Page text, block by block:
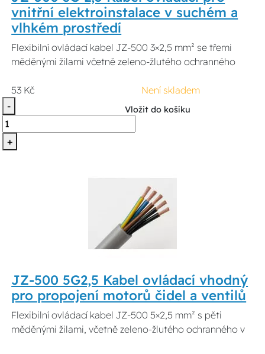
vnitřní elektroinstalace v suchém a
vlhkém prostředí
Flexibilní ovládací kabel JZ-500 3×2,5 mm² se třemi
měděnými žilami včetně zeleno-žlutého ochranného
53 Kč
Není skladem
-
+
Vložit do košíku
JZ-500 5G2,5 Kabel ovládací vhodný
pro propojení motorů čidel a ventilů
Flexibilní ovládací kabel JZ-500 5×2,5 mm² s pěti
měděnými žilami, včetně zeleno-žlutého ochranného v